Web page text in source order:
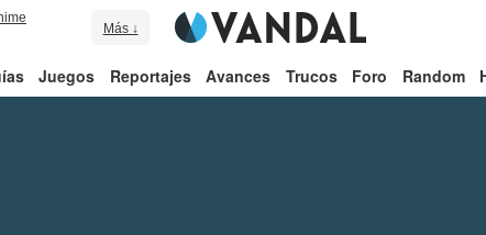
Más ↓
Juegos Reportajes Avances Trucos Foro Random